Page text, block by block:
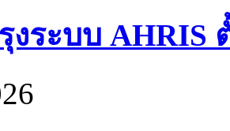
ระบบ AHRIS